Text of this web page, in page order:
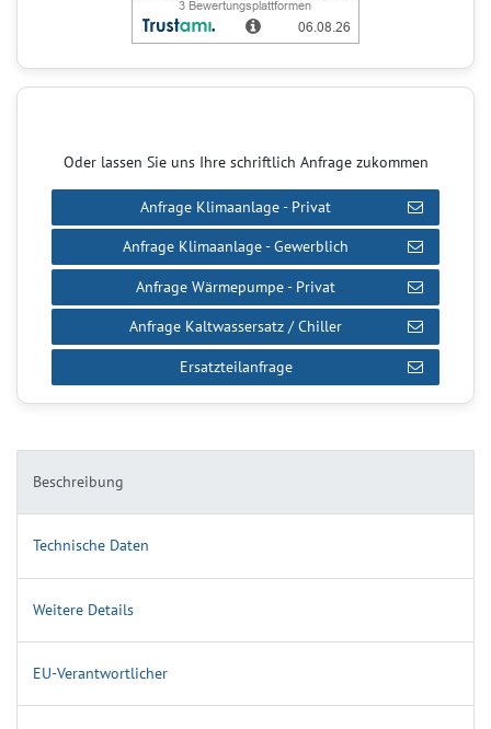
Beschreibung
Technische Daten
Weitere Details
EU-Verantwortlicher
Oder lassen Sie uns Ihre schriftlich Anfrage zukommen
Anfrage Klimaanlage - Privat
Anfrage Klimaanlage - Gewerblich
Anfrage Wärmepumpe - Privat
Anfrage Kaltwassersatz / Chiller
Ersatzteilanfrage